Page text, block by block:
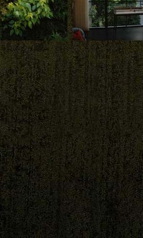
Download
Boehmeria niponivea
'Kogane Mushi',
Capitol, Charlotte
Download
Capitol, Charlotte, North
Carolina, premier étage